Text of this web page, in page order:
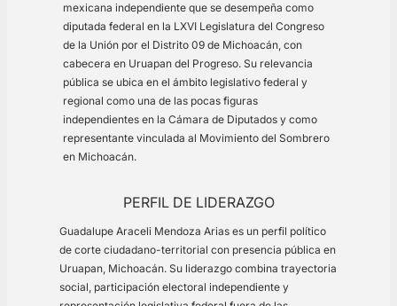
mexicana independiente que se desempeña como
diputada federal en la LXVI Legislatura del Congreso
de la Unión por el Distrito 09 de Michoacán, con
cabecera en Uruapan del Progreso. Su relevancia
pública se ubica en el ámbito legislativo federal y
regional como una de las pocas figuras
independientes en la Cámara de Diputados y como
representante vinculada al Movimiento del Sombrero
en Michoacán.
PERFIL DE LIDERAZGO
Guadalupe Araceli Mendoza Arias es un perfil político
de corte ciudadano-territorial con presencia pública en
Uruapan, Michoacán. Su liderazgo combina trayectoria
social, participación electoral independiente y